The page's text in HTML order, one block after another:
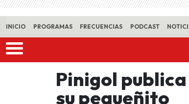
INICIO PROGRAMAS FRECUENCIAS PODCAST
Pinigol
su pequeñito